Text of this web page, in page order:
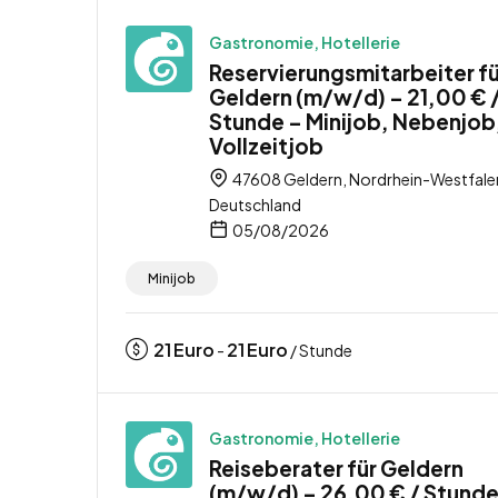
Gastronomie, Hotellerie
Reservierungsmitarbeiter
Geldern (m/w/d) – 21,00 €
Stunde – Minijob,
Vollzeitjob
47608 Geldern, Nordrhein-
Deutschland
05/08/2026
Minijob
21Euro - 21Euro / Stunde
Gastronomie, Hotellerie
Reiseberater für Geldern
(m/w/d) – 26,00 € /